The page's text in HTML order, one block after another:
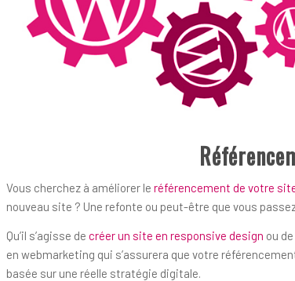
Vous cherchez à améliorer le référencement de votre
nouveau site ? Une refonte ou peut-être que vous
Qu’il s’agisse de créer un site en responsive design ou
en webmarketing qui s’assurera que votre
basée sur une réelle stratégie digitale.